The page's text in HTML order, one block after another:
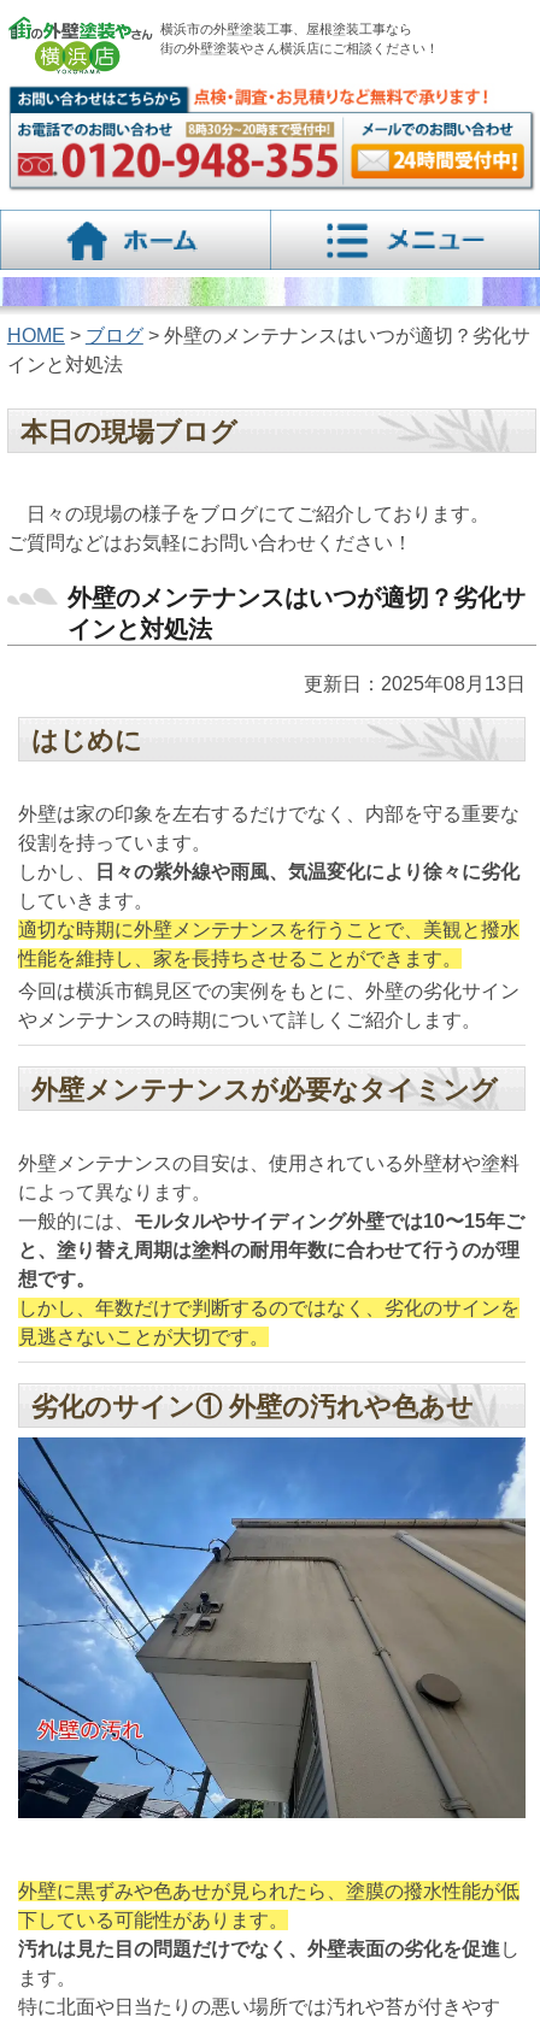
横浜市の外壁塗装工事、屋根塗装工事なら
街の外壁塗装やさん横浜店にご相談ください！
HOME > ブログ> 外壁のメンテナンスはいつが適切？劣化サ
インと対処法
本日の現場ブログ
日々の現場の様子をブログにてご紹介しております。
ご質問などはお気軽にお問い合わせください！
外壁のメンテナンスはいつが適切？劣化サ
インと対処法
更新日：2025年08月13日
はじめに
外壁は家の印象を左右するだけでなく、内部を守る重要な
役割を持っています。
しかし、
日々の紫外線や雨風、気温変化により徐々に劣化
していきます。
適切な時期に外壁メンテナンスを行うことで、美観と撥水
性能を維持し、家を長持ちさせることができます。
今回は横浜市鶴見区での実例をもとに、外壁の劣化サイン
やメンテナンスの時期について詳しくご紹介します。
外壁メンテナンスが必要なタイミング
外壁メンテナンスの目安は、使用されている外壁材や塗料
によって異なります。
一般的には、 モルタルやサイディング外壁では10〜15年ご
と、塗り替え周期は塗料の耐用年数に合わせて行うのが理
想です。
しかし、年数だけで判断するのではなく、劣化のサインを
見逃さないことが大切です。
劣化のサイン① 外壁の汚れや色あせ
外壁に黒ずみや色あせが見られたら、塗膜の撥水性能が低
下している可能性があります。
汚れは見た目の問題だけでなく、外壁表面の劣化を促進 し
ます。
特に北面や日当たりの悪い場所では汚れや苔が付きやす